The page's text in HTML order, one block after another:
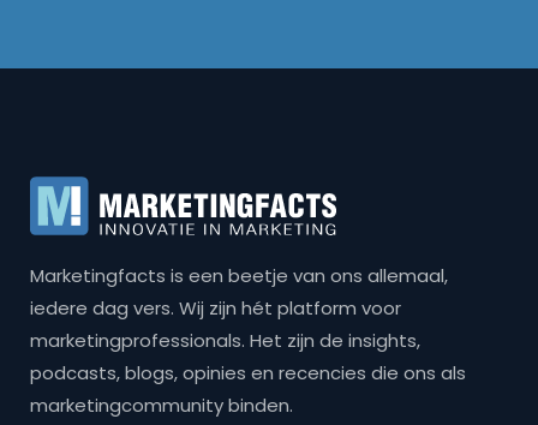
Marketingfacts is een beetje van ons allemaal,
iedere dag vers. Wij zijn hét platform voor
marketingprofessionals. Het zijn de insights,
podcasts, blogs, opinies en recencies die ons als
marketingcommunity binden.